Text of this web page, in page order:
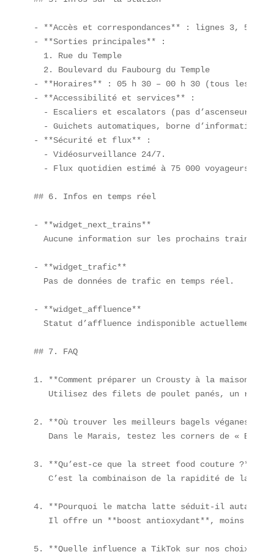
- **Accès et correspondances** : lignes 3, 5,
- **Sorties principales** :
  1. Rue du Temple
  2. Boulevard du Faubourg du Temple
- **Horaires** : 05 h 30 – 00 h 30 (tous les
- **Accessibilité et services** :
  - Escaliers et escalators (pas d’ascenseurs).
  - Guichets automatiques, borne d’information.
- **Sécurité et flux** :
  - Vidéosurveillance 24/7.
  - Flux quotidien estimé à 75 000 voyageurs.
## 6. Infos en temps réel
- **widget_next_trains**
Aucune information sur les prochains trains
- **widget_trafic**
  Pas de données de trafic en temps réel.
- **widget_affluence**
  Statut d’affluence indisponible actuellement.
## 7. FAQ
1. **Comment préparer un Crousty à la maison
Utilisez des filets de poulet panés, un riz
2. **Où trouver les meilleurs bagels véganes à
Dans le Marais, testez les corners de «
3. **Qu’est-ce que la street food couture ?**
C’est la combinaison de la rapidité de la
4. **Pourquoi le matcha latte séduit-il autant
Il offre un **boost antioxydant**, moins de
5. **Quelle influence a TikTok sur nos choix